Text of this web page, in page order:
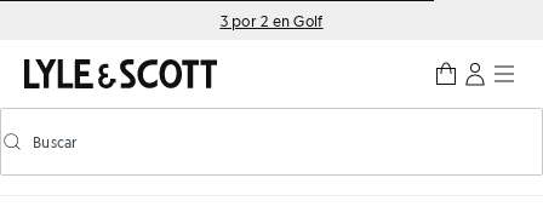
Saltar al contenido principal
Información de accesibilidad3 por 2 en Golf
Activar/desactivar la búsqueda predictiva
Buscar